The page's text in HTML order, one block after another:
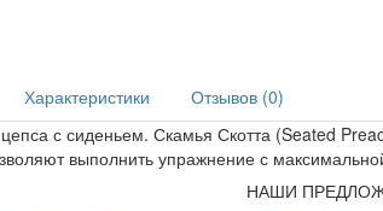
Характеристики
Отзывов (0)
с сиденьем. Скамья Скотта (Seated
выполнить упражнение с
НАШИ